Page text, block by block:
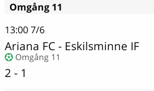
Omgång 11
13:007/6
Ariana FC- Eskilsminne IF
Omgång 11
2 - 1